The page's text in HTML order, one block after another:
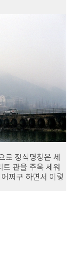
로 정식명칭은 세
관을 주욱 세워
쩌구 하면서 이렇